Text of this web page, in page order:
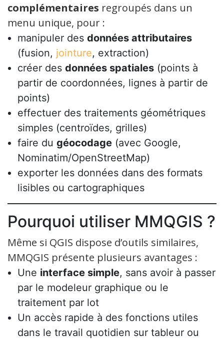
complémentaires regroupés dans un
menu unique, pour :
manipuler des données attributaires
(fusion, jointure, extraction)
créer des données spatiales (points à
partir de coordonnées, lignes à partir de
points)
effectuer des traitements géométriques
simples (centroïdes, grilles)
faire du géocodage (avec Google,
Nominatim/OpenStreetMap)
exporter les données dans des formats
lisibles ou cartographiques
Pourquoi utiliser MMQGIS ?
Même si QGIS dispose d’outils similaires,
MMQGIS présente plusieurs avantages :
Une interface simple, sans avoir à passer
par le modeleur graphique ou le
traitement par lot
Un accès rapide à des fonctions utiles
dans le travail quotidien sur tableur ou